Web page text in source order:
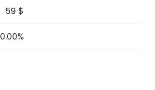
59 $
0.00%